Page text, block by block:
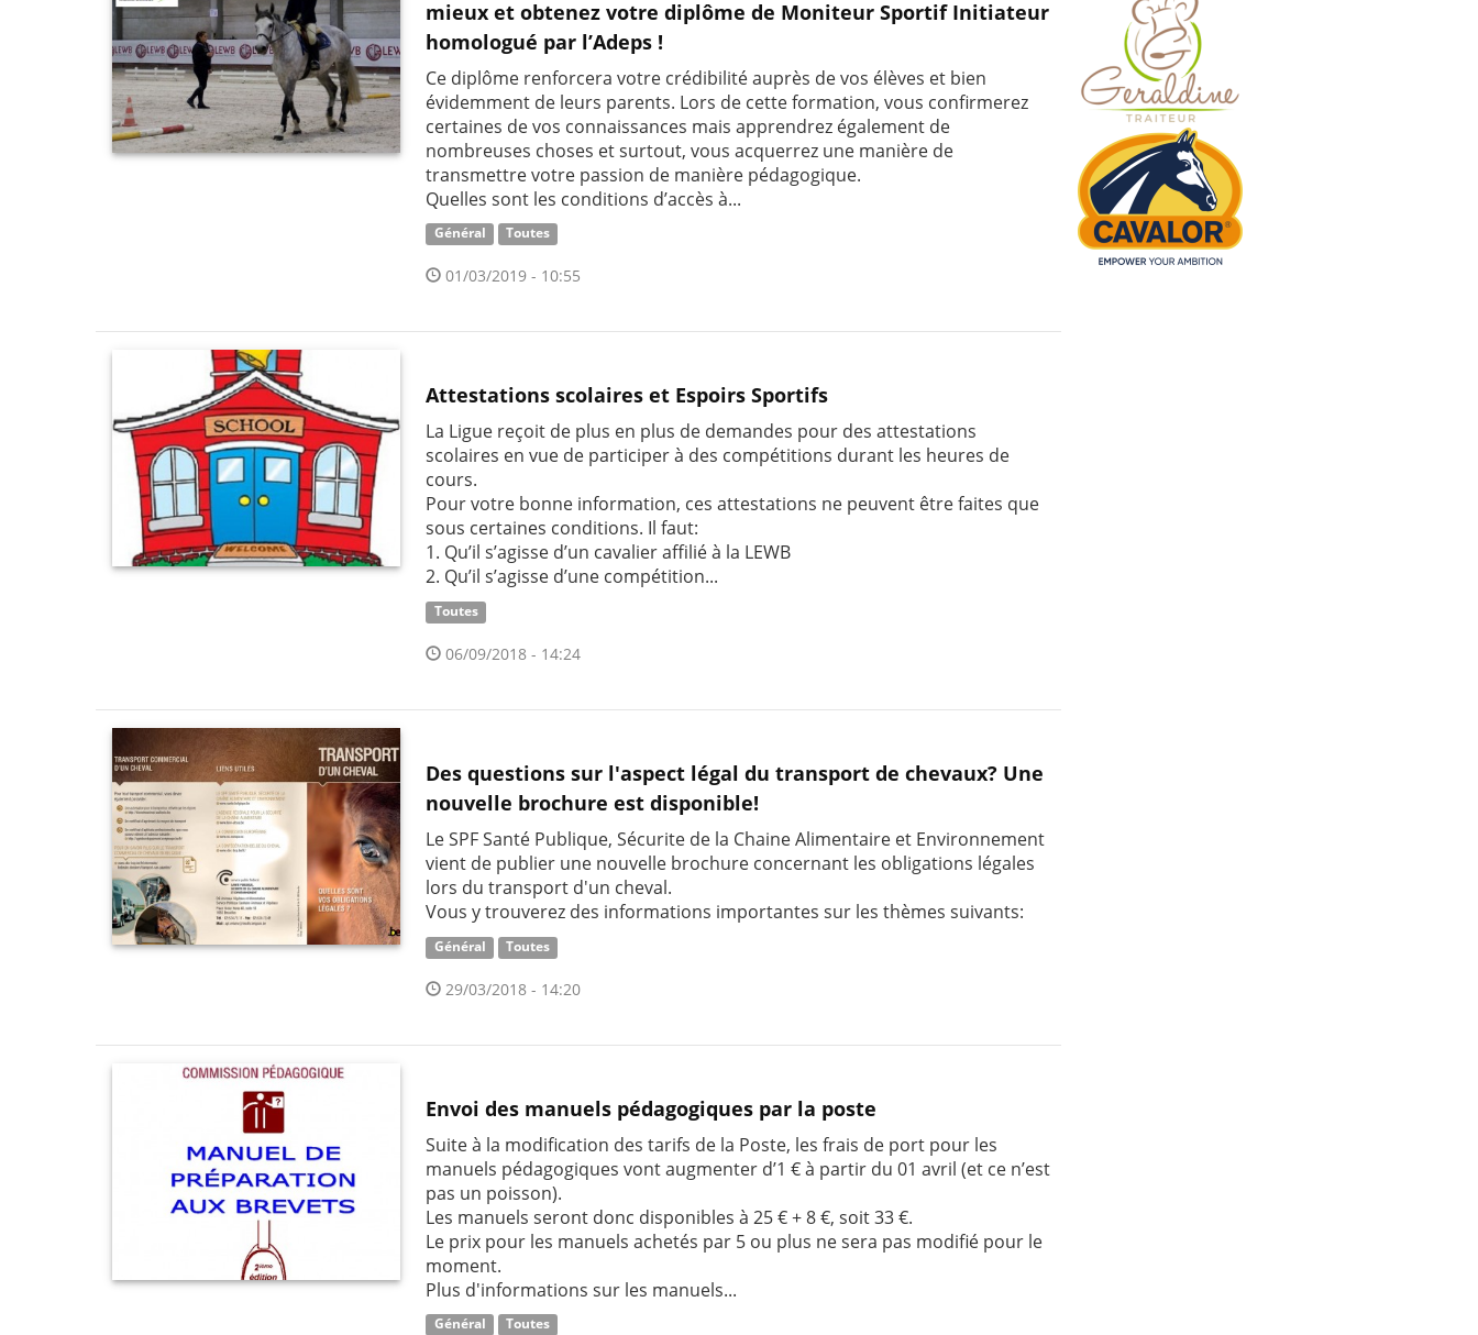
mieux et obtenez votre diplôme de Moniteur Sportif Initiateur
homologué par l’Adeps !
Ce diplôme renforcera votre crédibilité auprès de vos élèves et bien
évidemment de leurs parents. Lors de cette formation, vous confirmerez
certaines de vos connaissances mais apprendrez également de
nombreuses choses et surtout, vous acquerrez une manière de
transmettre votre passion de manière pédagogique.
Quelles sont les conditions d’accès à...
Général Toutes
01/03/2019 - 10:55
Attestations scolaires et Espoirs Sportifs
La Ligue reçoit de plus en plus de demandes pour des attestations
scolaires en vue de participer à des compétitions durant les heures de
cours.
Pour votre bonne information, ces attestations ne peuvent être faites que
sous certaines conditions. Il faut:
1. Qu’il s’agisse d’un cavalier affilié à la LEWB
2. Qu’il s’agisse d’une compétition...
Toutes
06/09/2018 - 14:24
Des questions sur l'aspect légal du transport de chevaux? Une
nouvelle brochure est disponible!
Le SPF Santé Publique, Sécurite de la Chaine Alimentaire et Environnement
vient de publier une nouvelle brochure concernant les obligations légales
lors du transport d'un cheval.
Vous y trouverez des informations importantes sur les thèmes suivants:
Général Toutes
29/03/2018 - 14:20
Envoi des manuels pédagogiques par la poste
Suite à la modification des tarifs de la Poste, les frais de port pour les
manuels pédagogiques vont augmenter d’1 € à partir du 01 avril (et ce n’est
pas un poisson).
Les manuels seront donc disponibles à 25 € + 8 €, soit 33 €.
Le prix pour les manuels achetés par 5 ou plus ne sera pas modifié pour le
moment.
Plus d'informations sur les manuels...
Général Toutes